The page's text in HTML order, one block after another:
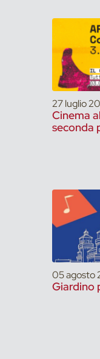
27 luglio
Cinema
seconda
05 agosto
Giardino